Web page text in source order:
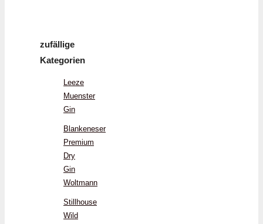
zufällige
Kategorien
Leeze
Muenster
Gin
Blankeneser
Premium
Dry
Gin
Woltmann
Stillhouse
Wild